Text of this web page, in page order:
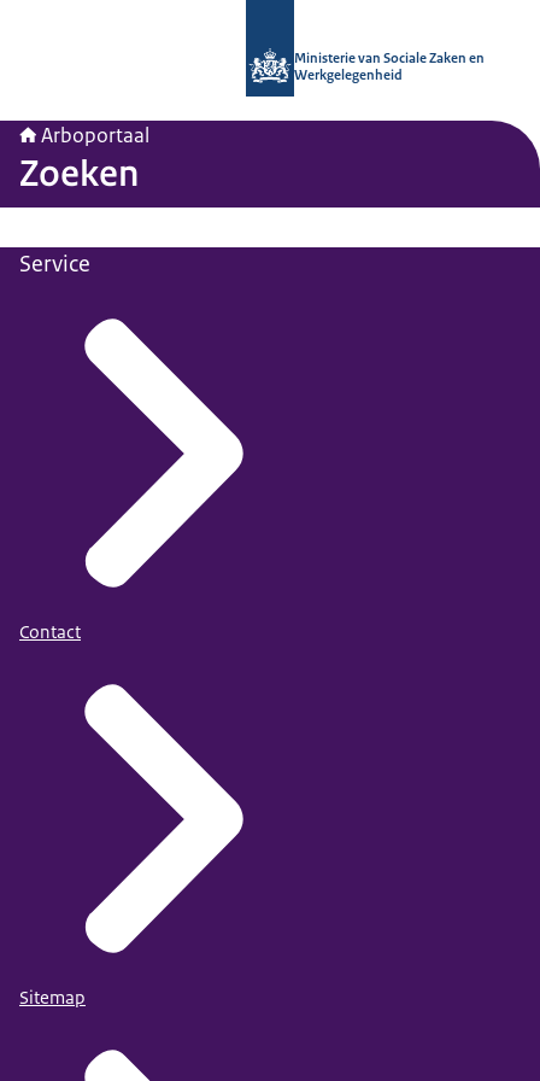
Ministerie van Sociale Zaken en
Werkgelegenheid
Arboportaal
Zoeken
Service
Contact
Sitemap